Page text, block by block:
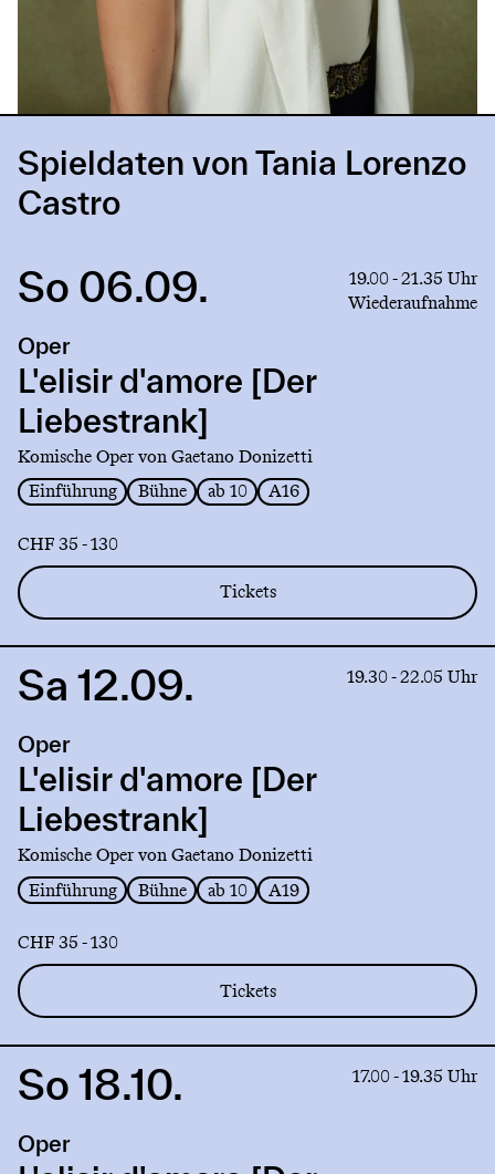
Spieldaten von Tania Lorenzo
Castro
Link
L'elisir
d'amore
[Der
Liebestrank]
So 06.09.
19.00 - 21.35 Uhr
Wiederaufnahme
Oper
L'elisir d'amore [Der
Liebestrank]
Komische Oper von Gaetano Donizetti
Einführung
Bühne ab 10 A16
CHF 35 - 130
Tickets
Link
L'elisir
d'amore
[Der
Liebestrank]
Sa 12.09. 19.30 - 22.05 Uhr
Oper
L'elisir d'amore [Der
Liebestrank]
Komische Oper von Gaetano Donizetti
Einführung
Bühne ab 10 A19
CHF 35 - 130
Tickets
Link
L'elisir
So 18.10. 17.00 - 19.35 Uhr
Oper